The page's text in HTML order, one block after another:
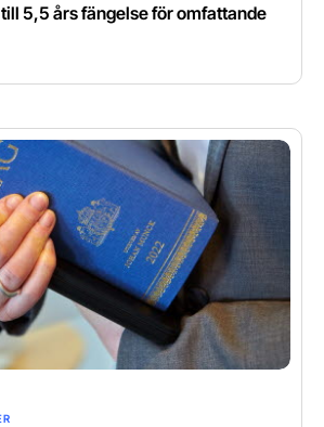
5,5 års fängelse för omfattande